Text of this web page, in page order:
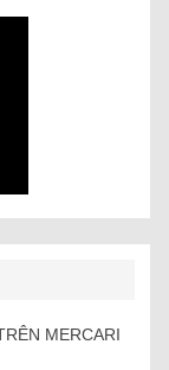
MERCARI